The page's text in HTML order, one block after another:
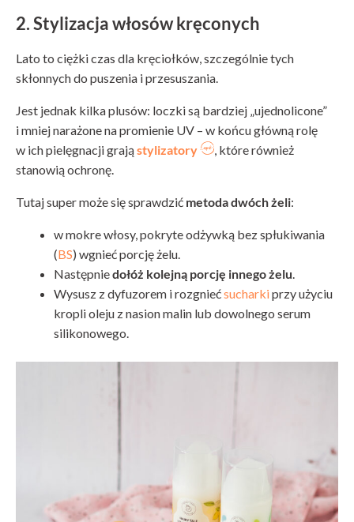
2. Stylizacja włosów kręconych
Lato to ciężki czas dla kręciołków, szczególnie tych
skłonnych do puszenia i przesuszania.
Jest jednak kilka plusów: loczki są bardziej „ujednolicone”
i mniej narażone na promienie UV – w końcu główną rolę
w ich pielęgnacji grająstylizatory
, które również
stanowią ochronę.
Tutaj super może się sprawdzić metoda dwóch żeli:
w mokre włosy, pokryte odżywką bez spłukiwania
(BS) wgnieć porcję żelu.
Następniedołóż kolejną porcję innego żelu
Wysusz z dyfuzorem i rozgniećsucharkiprzy użyciu
kropli oleju z nasion malin lub dowolnego serum
silikonowego.